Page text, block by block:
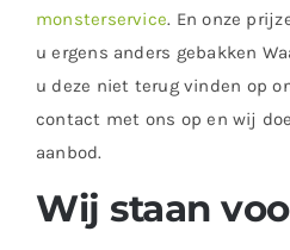
monsterservice. En onze
u ergens anders gebakken
u deze niet terug vinden op
contact met ons op en wij
aanbod.
Wij staan